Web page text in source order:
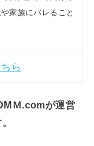
家族にバレること
ら
Ｍ.comが運営